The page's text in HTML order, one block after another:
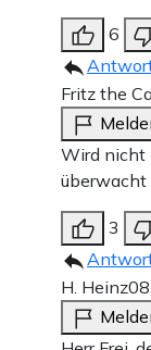
6
Fritz the
Wird nicht
überwacht
3
H. Heinz